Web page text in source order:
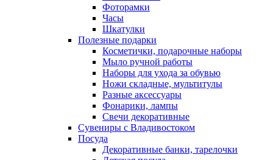
Фоторамки
Часы
Шкатулки
Полезные подарки
Косметички, подарочные наборы
Мыло ручной работы
Наборы для ухода за обувью
Ножи складные, мультитулы
Разные аксессуары
Фонарики, лампы
Свечи декоративные
Сувениры с Владивостоком
Посуда
Декоративные банки, тарелочки